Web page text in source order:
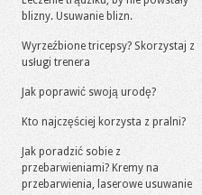
blizny. Usuwanie blizn.
Wyrzeźbione tricepsy? Skorzystaj z
usługi trenera
Jak poprawić swoją urodę?
Kto najczęściej korzysta z pralni?
Jak poradzić sobie z
przebarwieniami? Kremy na
przebarwienia, laserowe usuwanie